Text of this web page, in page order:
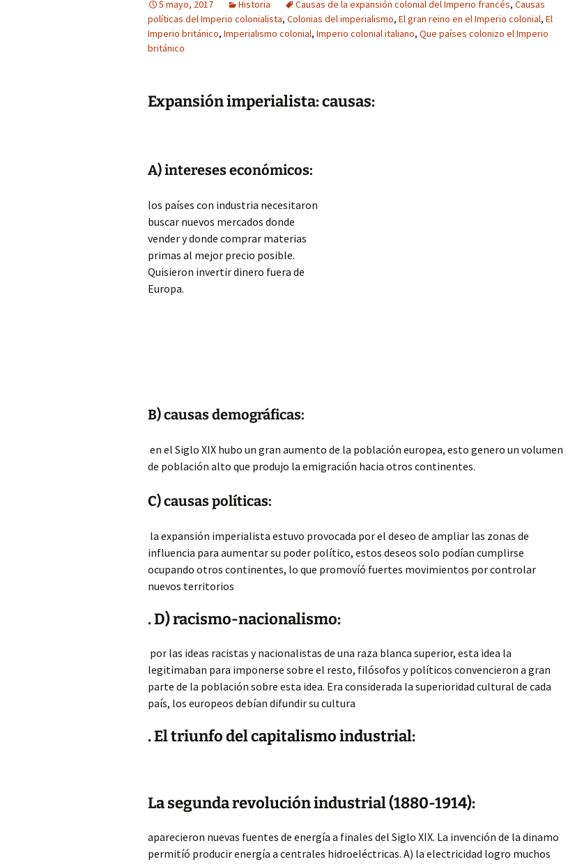
5 mayo, 2017 Historia Causas de la expansión colonial del Imperio francés, Causas
políticas del Imperio colonialista, Colonias del imperialismo, El gran reino en el Imperio colonial, El
Imperio británico, Imperialismo colonial, Imperio colonial italiano, Que países colonizo el Imperio
británico
Expansión imperialista: causas:
A) intereses económicos:
los países con industria necesitaron
buscar nuevos mercados donde
vender y donde comprar materias
primas al mejor precio posible.
Quisieron invertir dinero fuera de
Europa.
B) causas demográficas:
en el Siglo XIX hubo un gran aumento de la población europea, esto genero un volumen
de población alto que produjo la emigración hacia otros continentes.
C) causas políticas:
la expansión imperialista estuvo provocada por el deseo de ampliar las zonas de
influencia para aumentar su poder político, estos deseos solo podían cumplirse
ocupando otros continentes, lo que promovíó fuertes movimientos por controlar
nuevos territorios
. D) racismo-nacionalismo:
por las ideas racistas y nacionalistas de una raza blanca superior, esta idea la
legitimaban para imponerse sobre el resto, filósofos y políticos convencieron a gran
parte de la población sobre esta idea. Era considerada la superioridad cultural de cada
país, los europeos debían difundir su cultura
. El triunfo del capitalismo industrial:
La segunda revolución industrial (1880-1914):
aparecieron nuevas fuentes de energía a finales del Siglo XIX. La invención de la dinamo
permitíó producir energía a centrales hidroeléctricas. A) la electricidad logro muchos